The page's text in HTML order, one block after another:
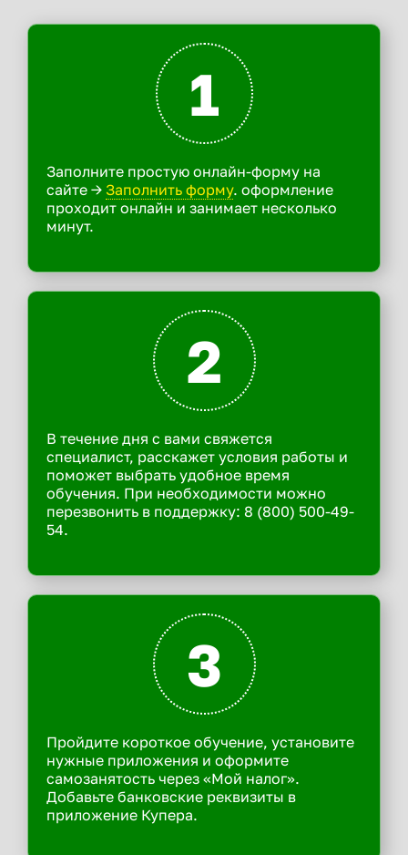
1
Заполните простую онлайн-форму на
сайте -> Заполнить форму. оформление
проходит онлайн и занимает несколько
минут.
2
В течение дня с вами свяжется
специалист, расскажет условия работы и
поможет выбрать удобное время
обучения. При необходимости можно
перезвонить в поддержку: 8 (800) 500-49-
54.
3
Пройдите короткое обучение, установите
нужные приложения и оформите
самозанятость через «Мой налог».
Добавьте банковские реквизиты в
приложение Купера.